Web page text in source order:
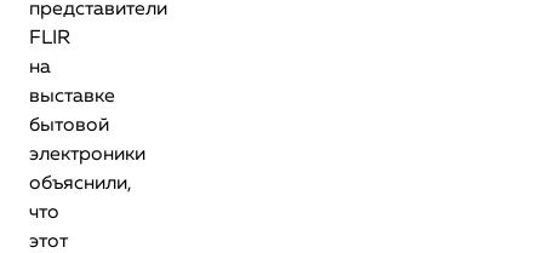
представители
FLIR
на
выставке
бытовой
электроники
объяснили,
что
этот